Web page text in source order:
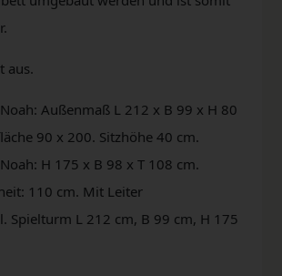
aus.
Außenmaß L 212 x B 99 x H 80
90 x 200. Sitzhöhe 40 cm.
H 175 x B 98 x T 108 cm.
110 cm. Mit Leiter
Spielturm L 212 cm, B 99 cm, H 175